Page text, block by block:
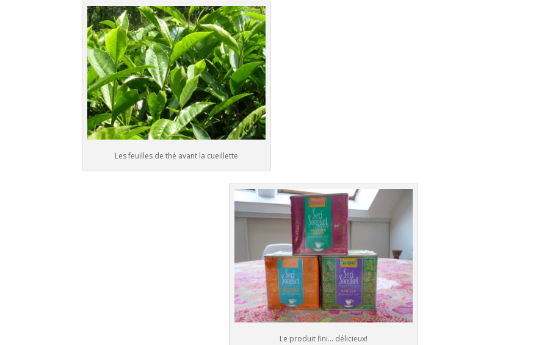
Les feuilles de thé avant la cueillette
Le produit fini... délicieux!